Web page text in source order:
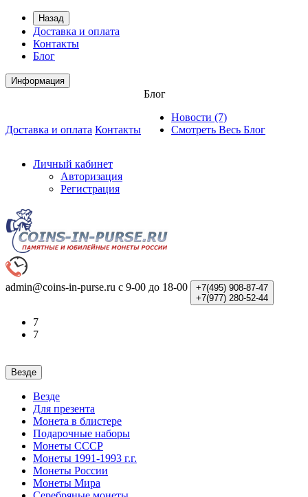
Назад
Доставка и оплата
Контакты
Блог
Информация
Доставка и оплата Контакты
Блог
Новости (7)
Смотреть Весь Блог
Личный кабинет
Авторизация
Регистрация
admin@coins-in-purse.ru с 9-00 до 18-00 +7(495) 908-87-47
+7(977) 280-52-44
7
7
Везде
Везде
Для презента
Монета в блистере
Подарочные наборы
Монеты СССР
Монеты 1991-1993 г.г.
Монеты России
Монеты Мира